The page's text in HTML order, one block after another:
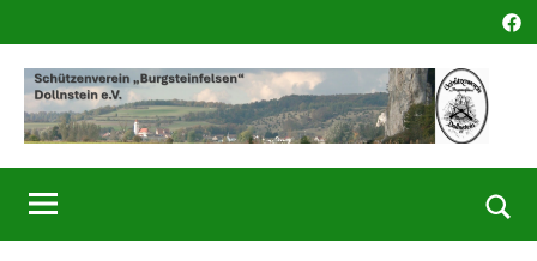
Inhalt
springen
SV
Dollnstein